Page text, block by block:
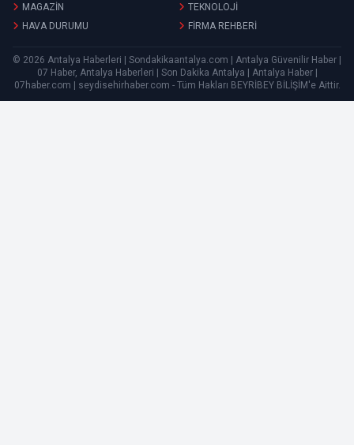
MAGAZİN
TEKNOLOJİ
HAVA DURUMU
FİRMA REHBERİ
© 2026 Antalya Haberleri | Sondakikaantalya.com | Antalya Güvenilir Haber |
07 Haber, Antalya Haberleri | Son Dakika Antalya | Antalya Haber |
07haber.com | seydisehirhaber.com - Tüm Hakları BEYRİBEY BİLİŞİM 'e Aittir.